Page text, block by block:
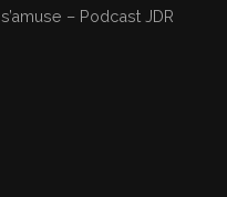
s’amuse – Podcast JDR